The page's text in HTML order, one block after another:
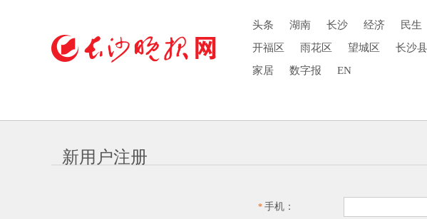
头条 湖南 长沙 经济 民生
开福区
雨花区 望城区 长沙县
家居
数字报 EN
新用户注册
* 手机：